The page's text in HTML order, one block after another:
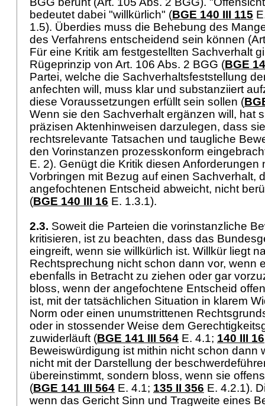
bedeutet dabei "willkürlich" (BGE 140 III 115
1.5). Überdies muss die Behebung des
des Verfahrens entscheidend sein können (
Für eine Kritik am festgestellten Sachverhalt
Rügeprinzip von Art. 106 Abs. 2 BGG (BGE
Partei, welche die Sachverhaltsfeststellung
anfechten will, muss klar und substanziiert
diese Voraussetzungen erfüllt sein sollen (
Wenn sie den Sachverhalt ergänzen will, hat
präzisen Aktenhinweisen darzulegen, dass
rechtsrelevante Tatsachen und taugliche
den Vorinstanzen prozesskonform
E. 2). Genügt die Kritik diesen Anforderungen
Vorbringen mit Bezug auf einen Sachverhalt,
angefochtenen Entscheid abweicht, nicht
(BGE 140 III 16 E. 1.3.1).
2.3. Soweit die Parteien die vorinstanzliche
kritisieren, ist zu beachten, dass das
eingreift, wenn sie willkürlich ist. Willkür liegt
Rechtsprechung nicht schon dann vor, wenn
ebenfalls in Betracht zu ziehen oder gar
bloss, wenn der angefochtene Entscheid
ist, mit der tatsächlichen Situation in klarem
Norm oder einen unumstrittenen
oder in stossender Weise dem
zuwiderläuft (BGE 141 III 564 E. 4.1; 140 III 16
Beweiswürdigung ist mithin nicht schon dann
nicht mit der Darstellung der
übereinstimmt, sondern bloss, wenn sie
(BGE 141 III 564 E. 4.1; 135 II 356 E. 4.2.1).
wenn das Gericht Sinn und Tragweite eines